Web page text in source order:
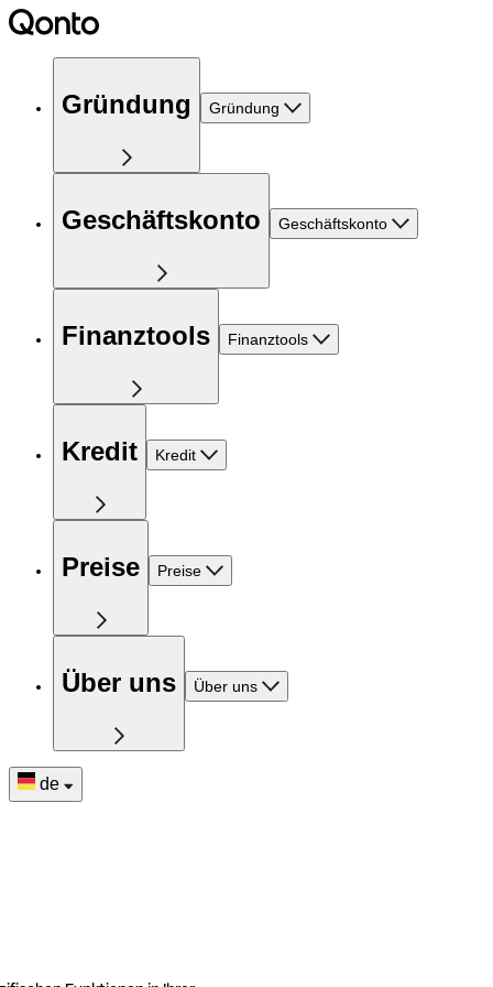
Gründung Gründung
Geschäftskonto Geschäftskonto
Finanztools Finanztools
Kredit Kredit
Preise Preise
Über uns Über uns
de